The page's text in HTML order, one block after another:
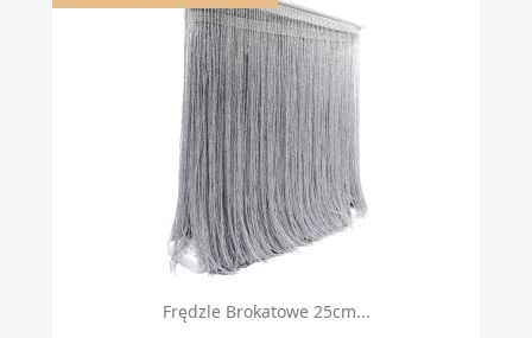
Frędzle Brokatowe 25cm...